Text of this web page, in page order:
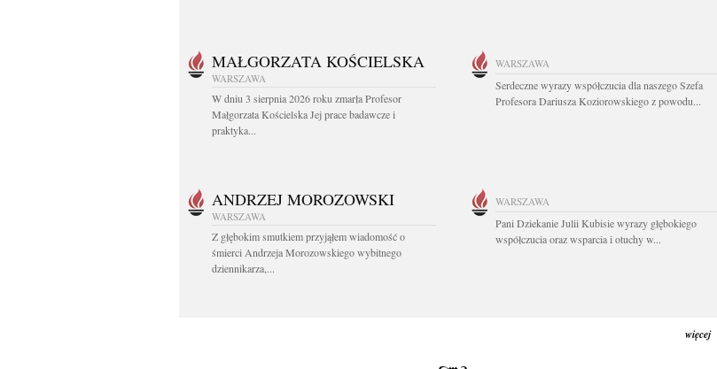
MAŁGORZATA KOŚCIELSKA
WARSZAWA
W dniu 3 sierpnia 2026 roku zmarła Profesor
Małgorzata Kościelska Jej prace badawcze i
praktyka...
WARSZAWA
Serdeczne wyrazy współczucia dla naszego Szefa
Profesora Dariusza Koziorowskiego z powodu...
ANDRZEJ MOROZOWSKI
WARSZAWA
Z głębokim smutkiem przyjąłem wiadomość o
śmierci Andrzeja Morozowskiego wybitnego
dziennikarza,...
WARSZAWA
Pani Dziekanie Julii Kubisie wyrazy głębokiego
współczucia oraz wsparcia i otuchy w...
więcej